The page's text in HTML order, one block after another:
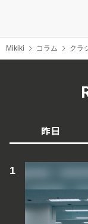
Mikiki コラム クラ
昨日